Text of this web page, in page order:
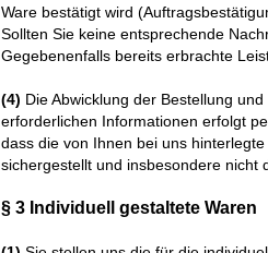
Ware bestätigt wird
Sollten Sie keine entsprechende
Gegebenenfalls bereits erbrachte
(4) Die Abwicklung der Bestellung
erforderlichen Informationen erfolgt
dass die von Ihnen bei uns
sichergestellt und insbesondere nicht
§ 3 Individuell gestaltete Waren